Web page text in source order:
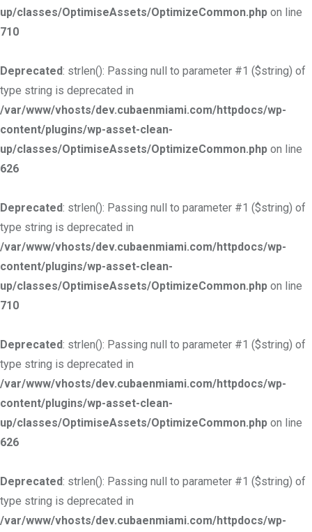
up/classes/OptimiseAssets/OptimizeCommon.php on line
710
Deprecated: strlen(): Passing null to parameter #1 ($string) of
type string is deprecated in
/var/www/vhosts/dev.cubaenmiami.com/httpdocs/wp-
content/plugins/wp-asset-clean-
up/classes/OptimiseAssets/OptimizeCommon.php on line
626
Deprecated: strlen(): Passing null to parameter #1 ($string) of
type string is deprecated in
/var/www/vhosts/dev.cubaenmiami.com/httpdocs/wp-
content/plugins/wp-asset-clean-
up/classes/OptimiseAssets/OptimizeCommon.php on line
710
Deprecated: strlen(): Passing null to parameter #1 ($string) of
type string is deprecated in
/var/www/vhosts/dev.cubaenmiami.com/httpdocs/wp-
content/plugins/wp-asset-clean-
up/classes/OptimiseAssets/OptimizeCommon.php on line
626
Deprecated: strlen(): Passing null to parameter #1 ($string) of
type string is deprecated in
/var/www/vhosts/dev.cubaenmiami.com/httpdocs/wp-